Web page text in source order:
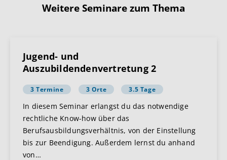
Weitere Seminare zum Thema
Jugend- und
Auszubildendenvertretung 2
3 Termine 3 Orte 3.5 Tage
In diesem Seminar erlangst du das notwendige
rechtliche Know-how über das
Berufsausbildungsverhältnis, von der Einstellung
bis zur Beendigung. Außerdem lernst du anhand
von…